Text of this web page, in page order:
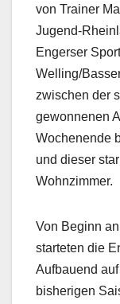
von Trainer
Jugend-
Engerser
Welling/
zwischen der
gewonnenen
Wochenende
und dieser
Wohnzimmer.
Von Beginn
starteten die
Aufbauend
bisherigen